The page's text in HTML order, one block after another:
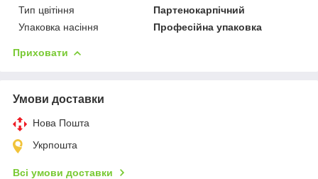
Тип цвітіння
Партенокарпічний
Упаковка насіння
Професійна упаковка
Приховати
Умови доставки
Нова Пошта
Укрпошта
Всі умови доставки